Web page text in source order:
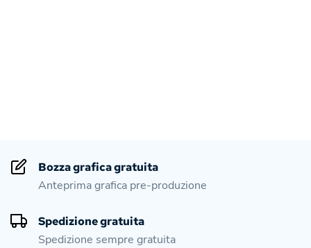
Bozza grafica gratuita
Anteprima grafica pre-produzione
Spedizione gratuita
Spedizione sempre gratuita